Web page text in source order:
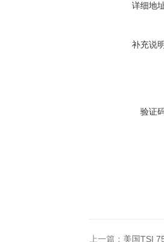
详细地
补充说
验证
上一篇： 美国TSI